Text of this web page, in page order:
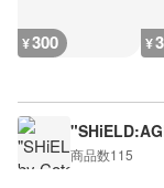
¥300 ¥
商品数115